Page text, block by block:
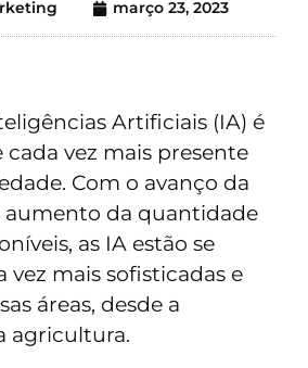
março 23, 2023
Artificiais (IA) é
vez mais presente
Com o avanço da
aumento da quantidade
as IA estão se
mais sofisticadas e
áreas, desde a
agricultura.